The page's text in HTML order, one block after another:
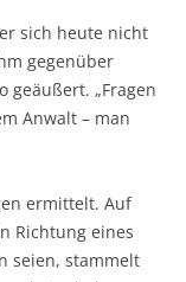
sich heute nicht
gegenüber
geäußert. „Fragen
Anwalt – man
ermittelt. Auf
Richtung eines
seien, stammelt